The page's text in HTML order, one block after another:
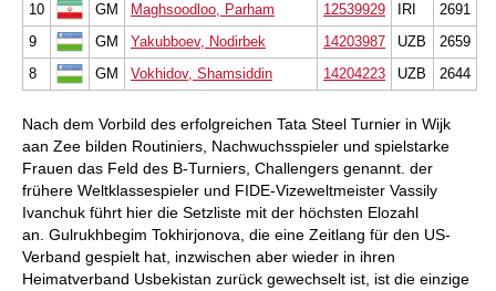
10
GM Maghsoodloo, Parham 12539929 IRI
2691
9
GM Yakubboev, Nodirbek 14203987 UZB
2659
8
GM Vokhidov, Shamsiddin 14204223 UZB 2644
Nach dem Vorbild des erfolgreichen Tata Steel Turnier in Wijk
aan Zee bilden Routiniers, Nachwuchsspieler und spielstarke
Frauen das Feld des B-Turniers, Challengers genannt. der
frühere Weltklassespieler und FIDE-Vizeweltmeister Vassily
Ivanchuk führt hier die Setzliste mit der höchsten Elozahl
an. Gulrukhbegim Tokhirjonova, die eine Zeitlang für den US-
Verband gespielt hat, inzwischen aber wieder in ihren
Heimatverband Usbekistan zurück gewechselt ist, ist die einzige